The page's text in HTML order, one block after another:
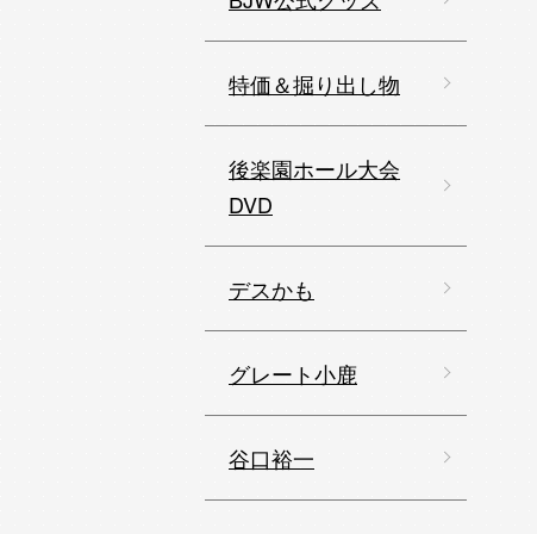
特価＆掘り出し物
後楽園ホール大会
DVD
デスかも
グレート小鹿
谷口裕一